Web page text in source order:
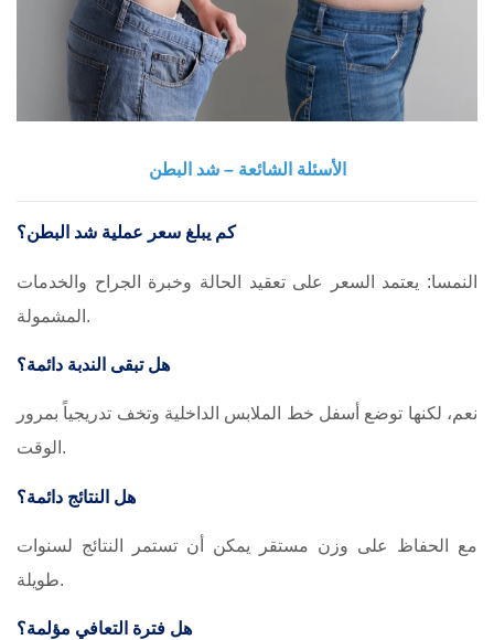
الأسئلة الشائعة – شد البطن
كم يبلغ سعر عملية شد البطن؟
النمسا: يعتمد السعر على تعقيد الحالة وخبرة الجراح والخدمات
المشمولة.
هل تبقى الندبة دائمة؟
نعم، لكنها توضع أسفل خط الملابس الداخلية وتخف تدريجياً بمرور
الوقت.
هل النتائج دائمة؟
مع الحفاظ على وزن مستقر يمكن أن تستمر النتائج لسنوات
طويلة.
هل فترة التعافي مؤلمة؟